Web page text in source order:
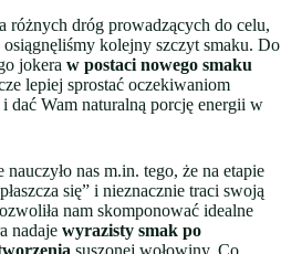
różnych dróg prowadzących do celu,
kolejny szczyt smaku. Do
jokera w postaci nowego smaku
lepiej sprostać oczekiwaniom
dać Wam naturalną porcję energii w
nas m.in. tego, że na etapie
się” i nieznacznie traci swoją
nam skomponować idealne
nadaje wyrazisty smak po
suszonej wołowiny. Co